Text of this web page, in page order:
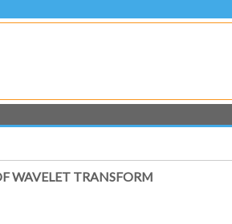
WAVELET TRANSFORM